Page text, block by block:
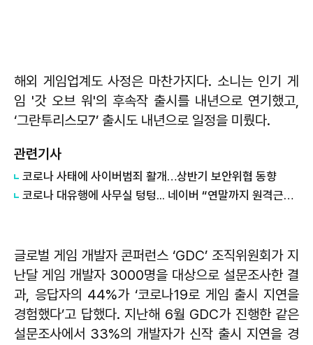
해외 게임업계도 사정은 마찬가지다. 소니는 인기 게
임 '갓 오브 워'의 후속작 출시를 내년으로 연기했고,
‘그란투리스모7’ 출시도 내년으로 일정을 미뤘다.
관련기사
코로나 사태에 사이버범죄 활개…상반기 보안위협 동향
코로나 대유행에 사무실 텅텅... 네이버 “연말까지 원격근무”, 카카오는 ‘무기한’
글로벌 게임 개발자 콘퍼런스 ‘GDC’ 조직위원회가 지
난달 게임 개발자 3000명을 대상으로 설문조사한 결
과, 응답자의 44%가 ‘코로나19로 게임 출시 지연을
경험했다’고 답했다. 지난해 6월 GDC가 진행한 같은
설문조사에서 33%의 개발자가 신작 출시 지연을 경